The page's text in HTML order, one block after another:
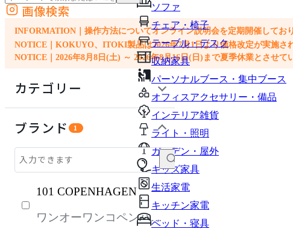
ソファ
チェア・椅子
テーブル・デスク
収納家具
パーソナルブース・集中ブース
オフィスアクセサリー・備品
インテリア雑貨
ライト・照明
ガーデン・屋外
キッズ家具
生活家電
キッチン家電
ベッド・寝具
外部サイトの商品をカートに追加
他のサイトで見つけた商品ページのURLを貼り付けて、カートに追加できます
画像検索
INFORMATION｜操作方法についてオンライン説明会を定期開催しており
NOTICE｜KOKUYO、ITOKI製品は2026年7月1日より価格改定が実施さ
NOTICE｜2026年8月8日(土) ～ 2026年8月16日(日)まで夏季休業とさせて
カテゴリー
収納家具
パーソナルブース・集中ブース
ブランド 1
101 COPENHAGEN
ワンオーワンコペンハー